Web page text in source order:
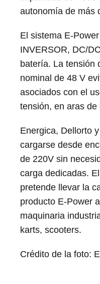
autonomía de más
El sistema E-
INVERSOR, DC/
batería. La tensión
nominal de 48 V
asociados con el
tensión, en aras de
Energica, Dellorto
cargarse desde
de 220V sin
carga dedicadas.
pretende llevar la
producto E-Power
maquinaria
karts, scooters.
Crédito de la foto: